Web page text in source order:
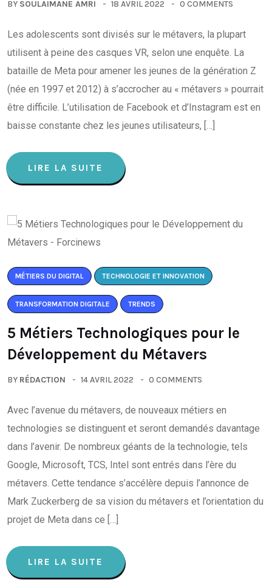
BY SOULAIMANE AMRI 18 AVRIL 2022 0 COMMENTS
Les adolescents sont divisés sur le métavers, la plupart
utilisent à peine des casques VR, selon une enquête. La
bataille de Meta pour amener les jeunes de la génération Z
(née en 1997 et 2012) à s’accrocher au « métavers » pourrait
être difficile. L’utilisation de Facebook et d’Instagram est en
baisse constante chez les jeunes utilisateurs, […]
LIRE LA SUITE
MÉTIERS DU DIGITAL TECHNOLOGIE ET INNOVATION
TRANSFORMATION DIGITALE TRENDS
5 Métiers Technologiques pour le
Développement du Métavers
BY RÉDACTION 14 AVRIL 2022 0 COMMENTS
Avec l’avenue du métavers, de nouveaux métiers en
technologies se distinguent et seront demandés davantage
dans l’avenir. De nombreux géants de la technologie, tels
Google, Microsoft, TCS, Intel sont entrés dans l’ère du
métavers. Cette tendance s’accélère depuis l’annonce de
Mark Zuckerberg de sa vision du métavers et l’orientation du
projet de Meta dans ce […]
LIRE LA SUITE